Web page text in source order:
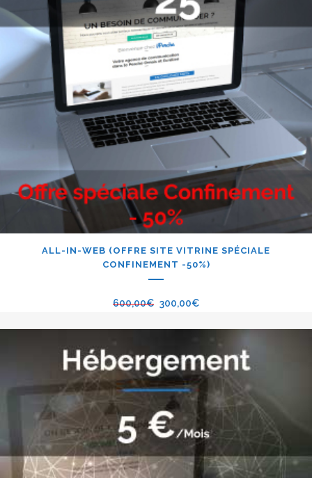
ALL-IN-WEB (OFFRE SITE VITRINE SPÉCIALE
CONFINEMENT -50%)
600,00€ 300,00€